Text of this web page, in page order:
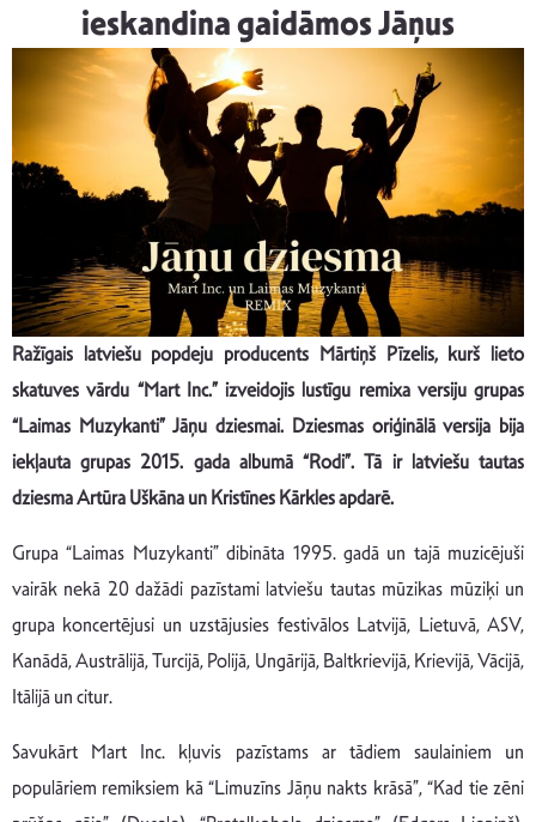
ieskandina gaidāmos Jāņus
Ražīgais latviešu popdeju producents Mārtiņš Pīzelis, kurš lieto
skatuves vārdu “Mart Inc.” izveidojis lustīgu remixa versiju grupas
“Laimas Muzykanti” Jāņu dziesmai. Dziesmas oriģinālā versija bija
iekļauta grupas 2015. gada albumā “Rodi”. Tā ir latviešu tautas
dziesma Artūra Uškāna un Kristīnes Kārkles apdarē.
Grupa “Laimas Muzykanti” dibināta 1995. gadā un tajā muzicējuši
vairāk nekā 20 dažādi pazīstami latviešu tautas mūzikas mūziķi un
grupa koncertējusi un uzstājusies festivālos Latvijā, Lietuvā, ASV,
Kanādā, Austrālijā, Turcijā, Polijā, Ungārijā, Baltkrievijā, Krievijā, Vācijā,
Itālijā un citur.
Savukārt Mart Inc. kļuvis pazīstams ar tādiem saulainiem un
populāriem remiksiem kā “Limuzīns Jāņu nakts krāsā”, “Kad tie zēni